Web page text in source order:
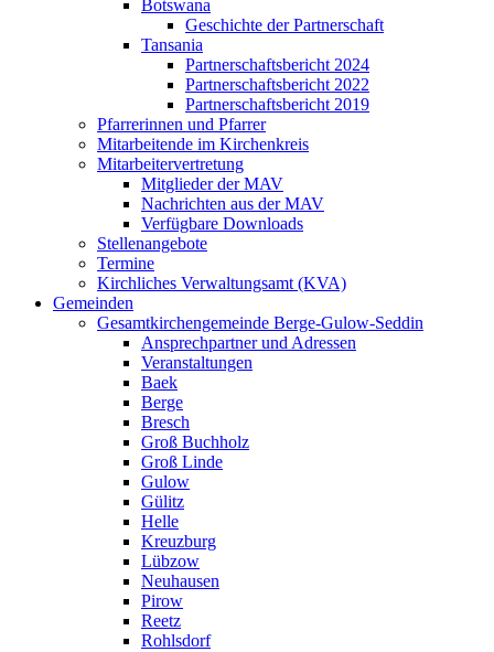
Botswana
Geschichte der Partnerschaft
Tansania
Partnerschaftsbericht 2024
Partnerschaftsbericht 2022
Partnerschaftsbericht 2019
Pfarrerinnen und Pfarrer
Mitarbeitende im Kirchenkreis
Mitarbeitervertretung
Mitglieder der MAV
Nachrichten aus der MAV
Verfügbare Downloads
Stellenangebote
Termine
Kirchliches Verwaltungsamt (KVA)
Gemeinden
Gesamtkirchengemeinde Berge-Gulow-Seddin
Ansprechpartner und Adressen
Veranstaltungen
Baek
Berge
Bresch
Groß Buchholz
Groß Linde
Gulow
Gülitz
Helle
Kreuzburg
Lübzow
Neuhausen
Pirow
Reetz
Rohlsdorf